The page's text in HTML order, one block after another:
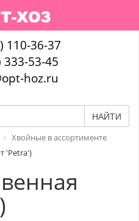
110-36-37
333-53-45
hoz.ru
НАЙТИ
Хвойные в ассортименте
'Petra')